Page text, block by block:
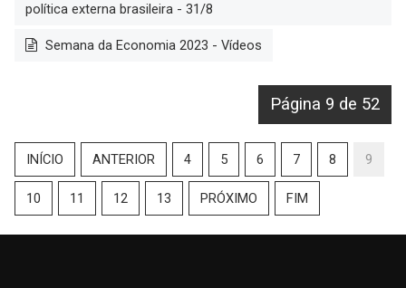
política externa brasileira - 31/8
Semana da Economia 2023 - Vídeos
Página 9 de 52
INÍCIO ANTERIOR 4 5 6 7 8 9
10 11 12 13 PRÓXIMO FIM